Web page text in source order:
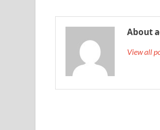
About
View all